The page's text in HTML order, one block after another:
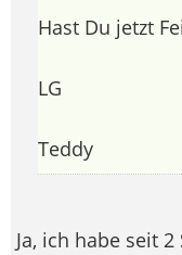
Hast Du jetzt
LG
Teddy
Ja, ich habe seit